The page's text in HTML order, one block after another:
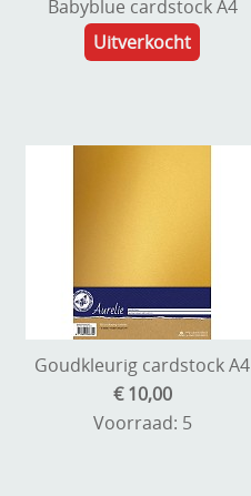
Babyblue cardstock A4
Uitverkocht
Goudkleurig cardstock A4
€ 10,00
Voorraad: 5